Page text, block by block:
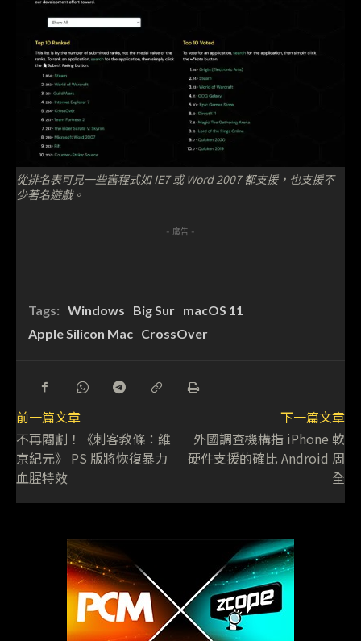
從排名表可見一些舊程式如 IE7 或 Word 2007 都支援，也支援不
少著名遊戲。
- 廣告 -
Tags: Windows Big Sur macOS 11
Apple Silicon Mac CrossOver
前一篇文章
不再閹割！《刺客教條：維
京紀元》 PS 版將恢復暴力
血腥特效
下一篇文章
外國調查機構指 iPhone 軟
硬件支援的確比 Android 周
全